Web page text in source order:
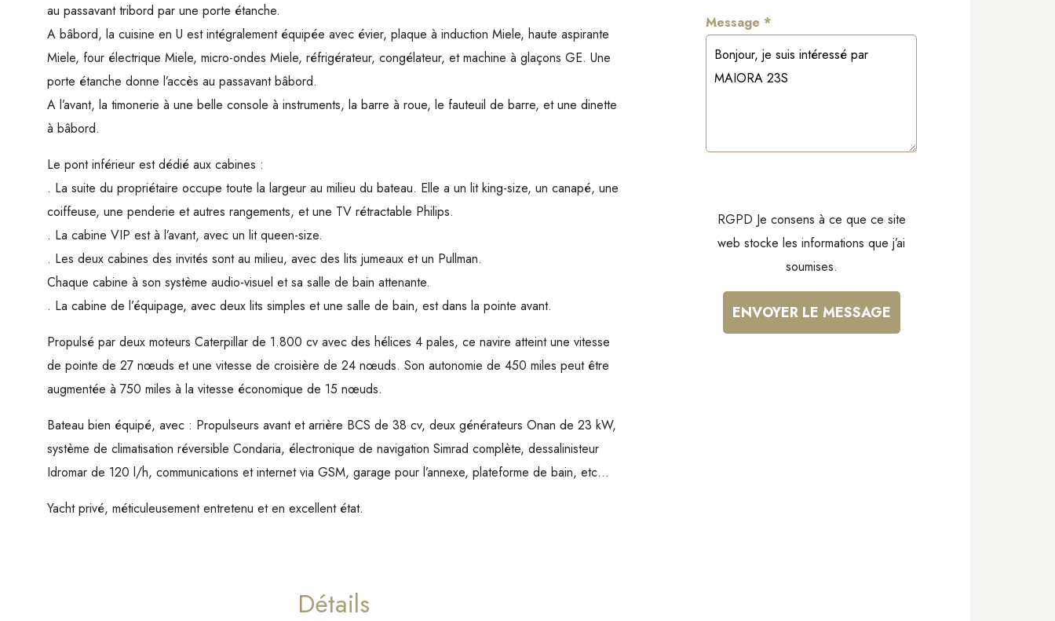
au passavant tribord par une porte étanche.
A bâbord, la cuisine en U est intégralement équipée avec évier, plaque à induction Miele, haute aspirante
Miele, four électrique Miele, micro-ondes Miele, réfrigérateur, congélateur, et machine à glaçons GE. Une
porte étanche donne l’accès au passavant bâbord.
A l’avant, la timonerie à une belle console à instruments, la barre à roue, le fauteuil de barre, et une dinette
à bâbord.
Le pont inférieur est dédié aux cabines :
. La suite du propriétaire occupe toute la largeur au milieu du bateau. Elle a un lit king-size, un canapé, une
coiffeuse, une penderie et autres rangements, et une TV rétractable Philips.
. La cabine VIP est à l’avant, avec un lit queen-size.
. Les deux cabines des invités sont au milieu, avec des lits jumeaux et un Pullman.
Chaque cabine à son système audio-visuel et sa salle de bain attenante.
. La cabine de l’équipage, avec deux lits simples et une salle de bain, est dans la pointe avant.
Propulsé par deux moteurs Caterpillar de 1.800 cv avec des hélices 4 pales, ce navire atteint une vitesse
de pointe de 27 nœuds et une vitesse de croisière de 24 nœuds. Son autonomie de 450 miles peut être
augmentée à 750 miles à la vitesse économique de 15 nœuds.
Bateau bien équipé, avec : Propulseurs avant et arrière BCS de 38 cv, deux générateurs Onan de 23 kW,
système de climatisation réversible Condaria, électronique de navigation Simrad complète, dessalinisteur
Idromar de 120 l/h, communications et internet via GSM, garage pour l’annexe, plateforme de bain, etc…
Yacht privé, méticuleusement entretenu et en excellent état.
Détails
Message *
RGPD Je consens à ce que ce site
web stocke les informations que j’ai
soumises.